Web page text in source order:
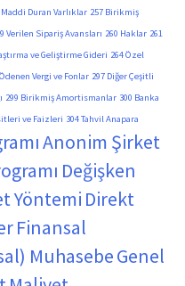
Maddi Duran Varlıklar 257 Birikmiş
Verilen Sipariş Avansları 260 Haklar 261
ve Geliştirme Gideri 264 Özel
Vergi ve Fonlar 297 Diğer Çeşitli
299 Birikmiş Amortismanlar 300 Banka
ve Faizleri 304 Tahvil Anapara
Anonim Şirket
Değişken
Yöntemi Direkt
Finansal
MuhasebeGenel